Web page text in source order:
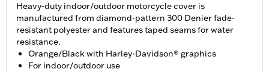
Heavy-duty indoor/outdoor motorcycle cover is
manufactured from diamond-pattern 300 Denier fade-
resistant polyester and features taped seams for water
resistance.
Orange/Black with Harley-Davidson® graphics
For indoor/outdoor use